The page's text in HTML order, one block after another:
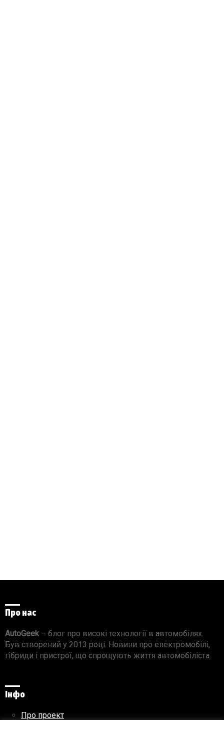
Про нас
AutoGeek– блог про високі технології в автомобілях.
Був створений у 2013 році. Новини про електромобілі,
гібриди і пристрої, що спрощують життя автомобіліста.
Інфо
Про проект